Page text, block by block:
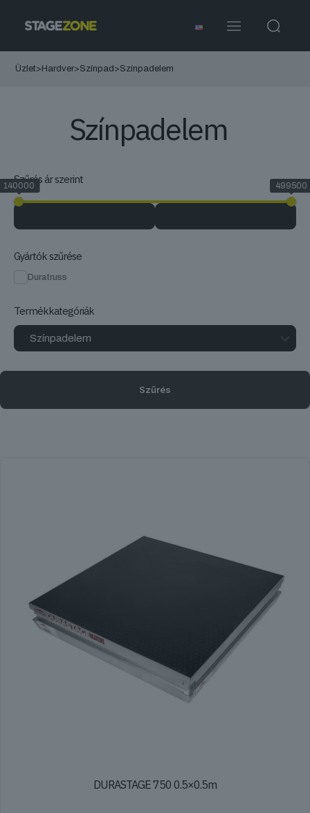
Üzlet> Hardver>Színpad >Színpadelem
Színpadelem
Szűrés ár szerint
140000 499500
Gyártók szűrése
Duratruss
Termékkategóriák
Szűrés
DURASTAGE 750 0.5×0.5m